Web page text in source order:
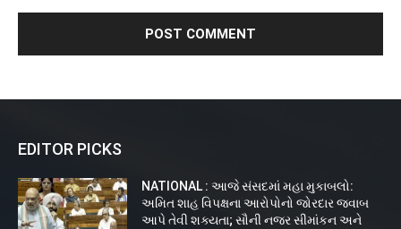
EDITOR PICKS
NATIONAL : આજે સંસદમાં મહા મુકાબલો:
અમિત શાહ વિપક્ષના આરોપોનો જોરદાર જવાબ
આપે તેવી શક્યતા; સૌની નજર સીમાંકન અને